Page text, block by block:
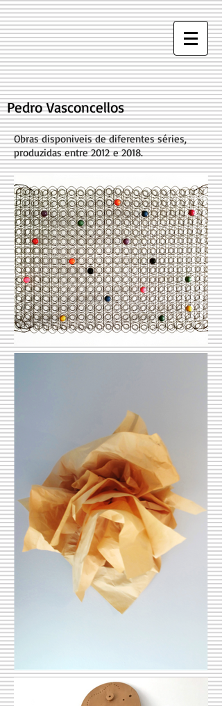
​Pedro Vasconcellos
Obras disponiveis de diferentes séries,
produzidas entre 2012 e 2018.